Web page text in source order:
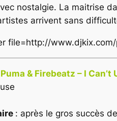
nostalgie. La maitrise
arrivent sans
file=http://www.djkix.com/
& Firebeatz – I
: après le gros succès